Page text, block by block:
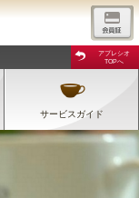
アプレシオ
TOPへ
サービスガイド